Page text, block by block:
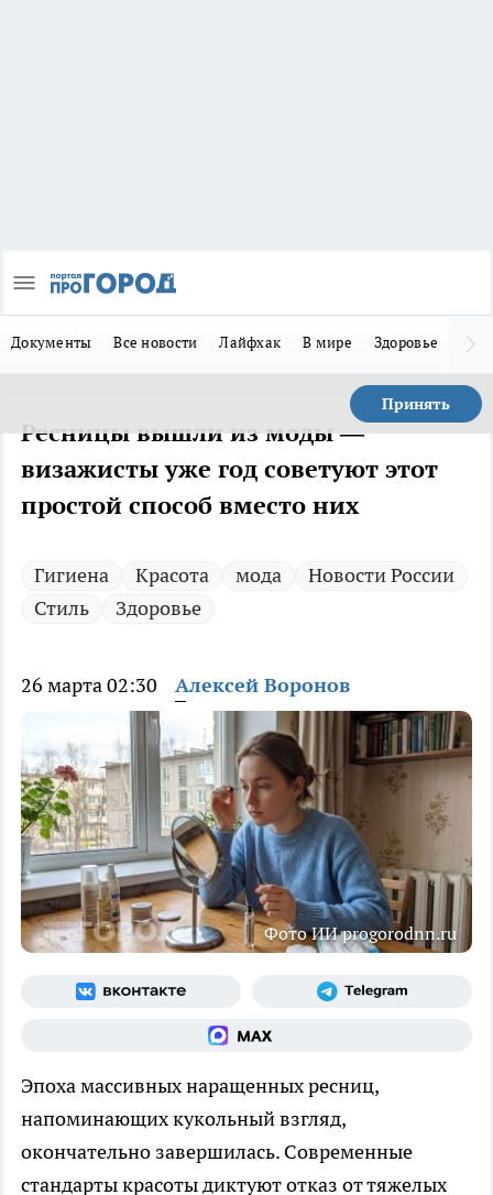
Документы Все новости Лайфхак В мире Здоровье
Принять
Ресницы вышли из моды —
визажисты уже год советуют этот
простой способ вместо них
Гигиена Красота мода
Новости России
Стиль
Здоровье
26 марта 02:30 Алексей Воронов
Фото ИИ progorodnn.ru
Эпоха массивных наращенных ресниц,
напоминающих кукольный взгляд,
окончательно завершилась. Современные
стандарты красоты диктуют отказ от тяжелых